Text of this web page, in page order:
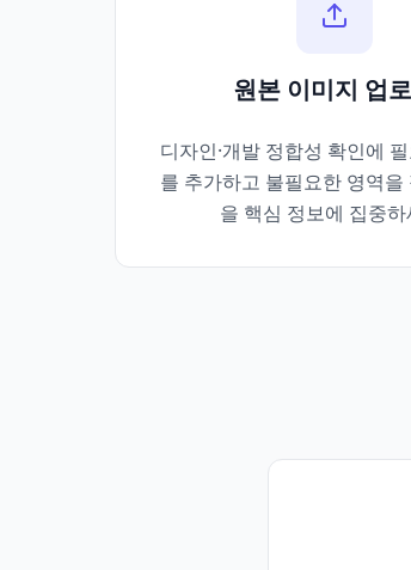
원본 이미지 업
디자인·개발 정합성 확인에
를 추가하고 불필요한 영역을
을 핵심 정보에 집중하